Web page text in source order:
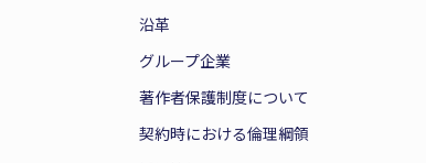
沿革
グループ企業
著作者保護制度について
契約時における倫理綱領